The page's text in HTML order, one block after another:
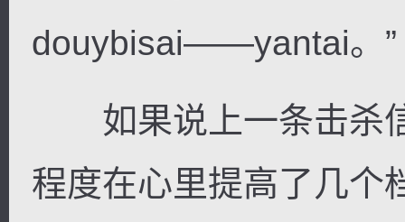
douybisai——yantai。”
如果说上一条击杀
程度在心里提高了几个